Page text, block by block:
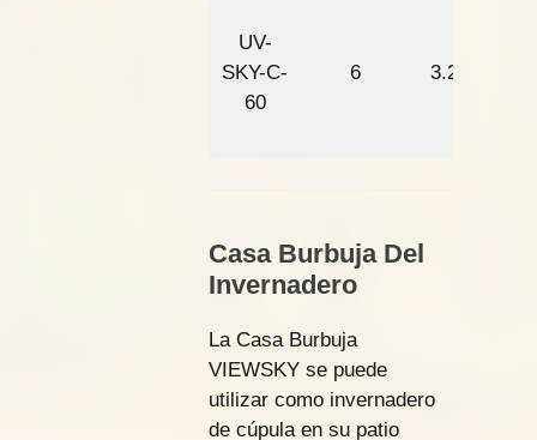
UV-
SKY-C-
60
6 3.25
Casa Burbuja Del
Invernadero
La Casa Burbuja
VIEWSKY se puede
utilizar como invernadero
de cúpula en su patio